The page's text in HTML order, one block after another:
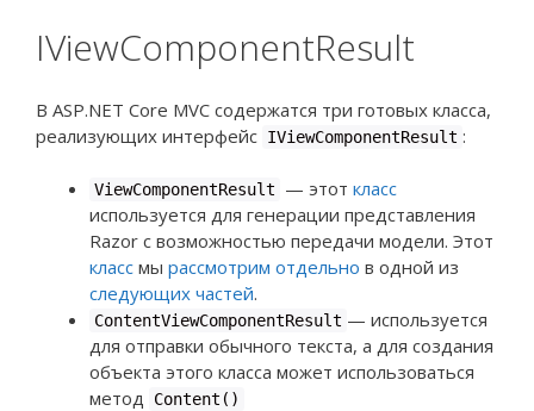
IViewComponentResult
В ASP.NET Core MVC содержатся три готовых класса,
реализующих интерфейс IViewComponentResult :
ViewComponentResult — этот класс
используется для генерации представления
Razor с возможностью передачи модели. Этот
класс мы рассмотрим отдельно в одной из
следующих частей.
ContentViewComponentResult — используется
для отправки обычного текста, а для создания
объекта этого класса может использоваться
метод
Content()